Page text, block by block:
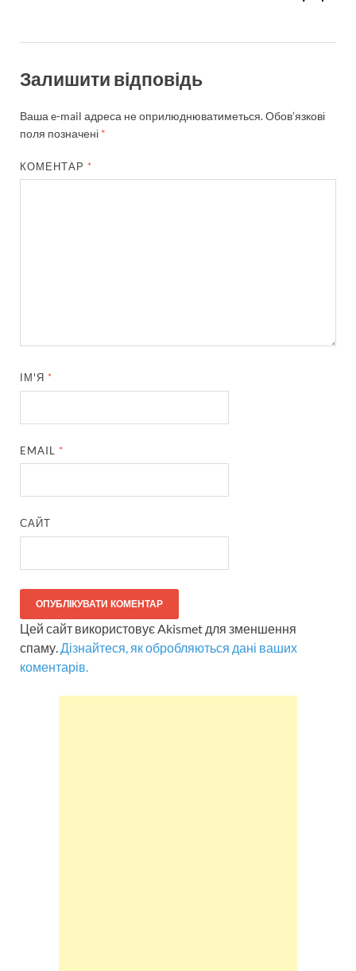
Залишити відповідь
Ваша e-mail адреса не оприлюднюватиметься.Обов’язкові
поля позначені *
КОМЕНТАР *
ІМ'Я *
EMAIL *
САЙТ
Цей сайт використовує Akismet для зменшення
спаму.Дізнайтеся, як обробляються дані ваших
коментарів.